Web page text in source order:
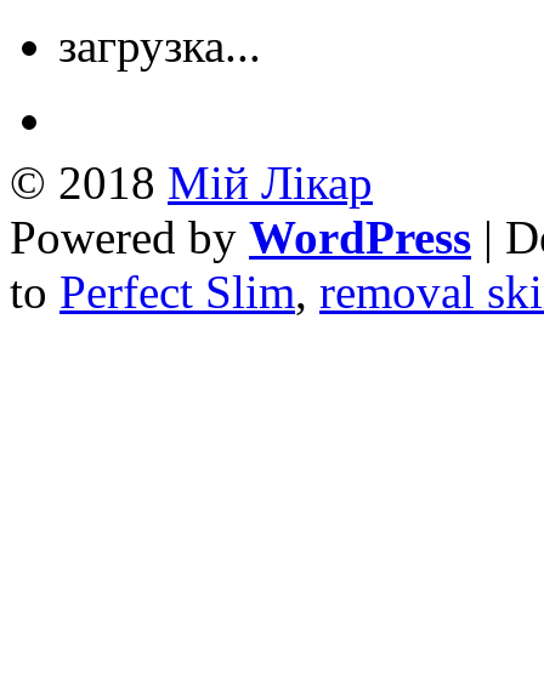
загрузка...
© 2018 Mій Лікар
Powered by WordPress |
to Perfect Slim, removal